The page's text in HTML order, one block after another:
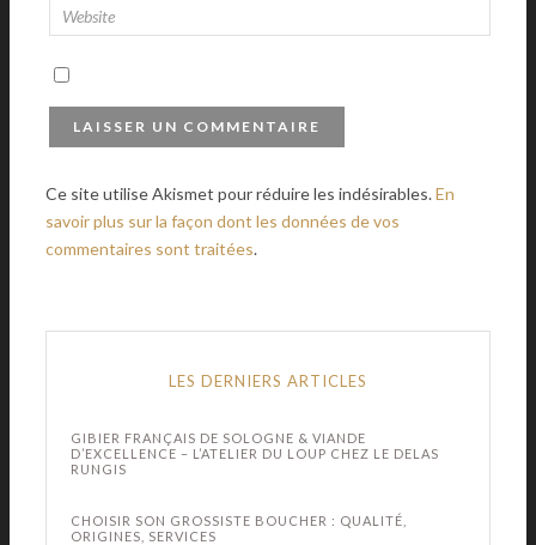
Ce site utilise Akismet pour réduire les indésirables.En
savoir plus sur la façon dont les données de vos
commentaires sont traitées.
LES DERNIERS ARTICLES
GIBIER FRANÇAIS DE SOLOGNE & VIANDE
D’EXCELLENCE – L’ATELIER DU LOUP CHEZ LE DELAS
RUNGIS
CHOISIR SON GROSSISTE BOUCHER : QUALITÉ,
ORIGINES, SERVICES